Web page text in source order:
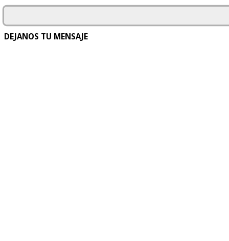
DEJANOS TU MENSAJE